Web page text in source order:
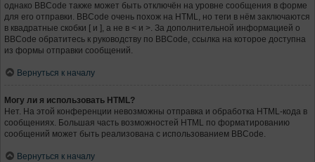
однако BBCode также может быть отключён на уровне сообщения в форме
для его отправки. BBCode очень похож на HTML, но теги в нём заключаются
в квадратные скобки [ и ], а не в < и >. За дополнительной информацией о
BBCode обратитесь к руководству по BBCode, ссылка на которое доступна
из формы отправки сообщений.
Вернуться к началу
Могу ли я использовать HTML?
Нет. На этой конференции невозможны отправка и обработка HTML-кода в
сообщениях. Большая часть возможностей HTML по форматированию
сообщений может быть реализована с использованием BBCode.
Вернуться к началу